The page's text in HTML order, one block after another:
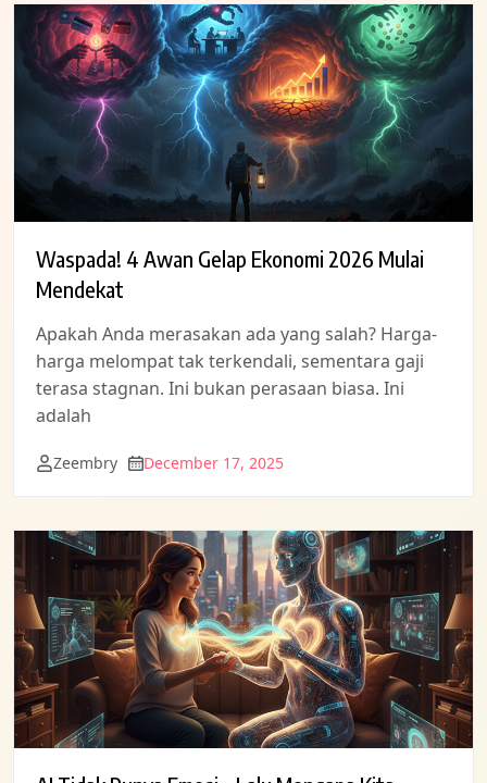
Waspada! 4 Awan Gelap Ekonomi 2026 Mulai
Mendekat
Apakah Anda merasakan ada yang salah? Harga-
harga melompat tak terkendali, sementara gaji
terasa stagnan. Ini bukan perasaan biasa. Ini
adalah
Zeembry December 17, 2025